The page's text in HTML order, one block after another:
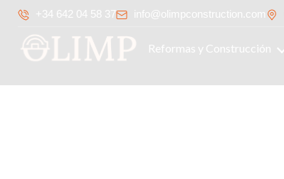
+34 642 04 58 37 info@olimpconstruction.com
Reformas y Construcción